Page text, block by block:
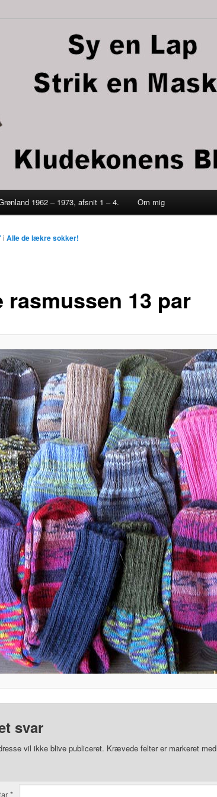
en maske
1962 – 1973, afsnit 1 – 4. Om mig
rasmussen 13 par
i Alle de lækre sokker!
svar
vil ikke blive publiceret. Krævede felter er markeret med
*